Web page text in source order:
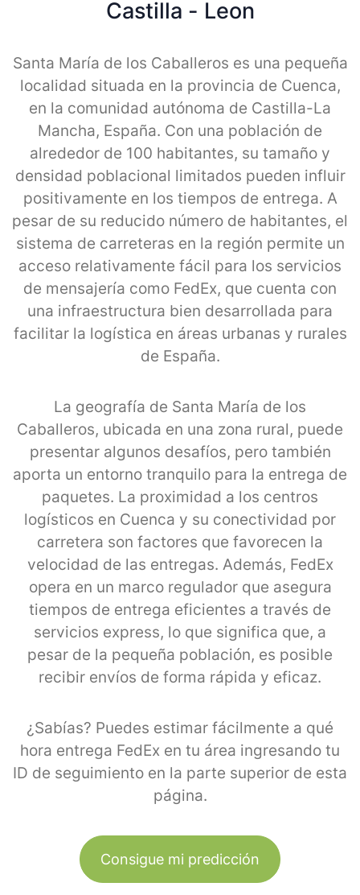
Castilla - Leon
Santa María de los Caballeros es una pequeña
localidad situada en la provincia de Cuenca,
en la comunidad autónoma de Castilla-La
Mancha, España. Con una población de
alrededor de 100 habitantes, su tamaño y
densidad poblacional limitados pueden influir
positivamente en los tiempos de entrega. A
pesar de su reducido número de habitantes, el
sistema de carreteras en la región permite un
acceso relativamente fácil para los servicios
de mensajería como FedEx, que cuenta con
una infraestructura bien desarrollada para
facilitar la logística en áreas urbanas y rurales
de España.
La geografía de Santa María de los
Caballeros, ubicada en una zona rural, puede
presentar algunos desafíos, pero también
aporta un entorno tranquilo para la entrega de
paquetes. La proximidad a los centros
logísticos en Cuenca y su conectividad por
carretera son factores que favorecen la
velocidad de las entregas. Además, FedEx
opera en un marco regulador que asegura
tiempos de entrega eficientes a través de
servicios express, lo que significa que, a
pesar de la pequeña población, es posible
recibir envíos de forma rápida y eficaz.
¿Sabías? Puedes estimar fácilmente a qué
hora entrega FedEx en tu área ingresando tu
ID de seguimiento en la parte superior de esta
página.
Consigue mi predicción